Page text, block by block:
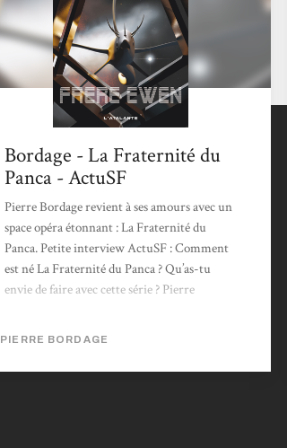
Bordage - La Fraternité du
Panca - ActuSF
Pierre Bordage revient à ses amours avec un
space opéra étonnant : La Fraternité du
Panca. Petite interview ActuSF : Comment
est né La Fraternité du Panca ? Qu’as-tu
envie de faire avec cette série ? Pierre
encore une fois (on ne se refait pas…) l’effet
PIERRE BORDAGE